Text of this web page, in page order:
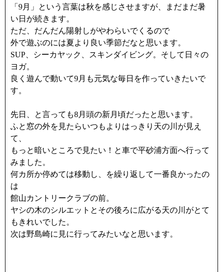
「9月」という言葉は秋を感じさせますが、まだまだ暑
い日が続きます。
ただ、だんだん陽射しがやわらいでくるので
外で遊ぶのには夏より良い季節だなと思います。
SUP、シーカヤック、スキンダイビング。そして日々の
ヨガ。
良く遊んで動いて9月も元気な毎日を作っていきたいで
す。
先日、と言っても8月頭の新月頃だったと思います。
ふと窓の外を見たらいつもよりはっきり天の川が見え
て、
もっと暗いところで見たい！と車で平砂浦方面へ行って
みました。
何カ所か停めては移動し、を繰り返して一番良かったの
は
館山カントリークラブの前。
ヤシの木のシルエットとその後ろに広がる天の川がとて
もきれいでした。
次は野島崎に見に行ってみたいなと思います。